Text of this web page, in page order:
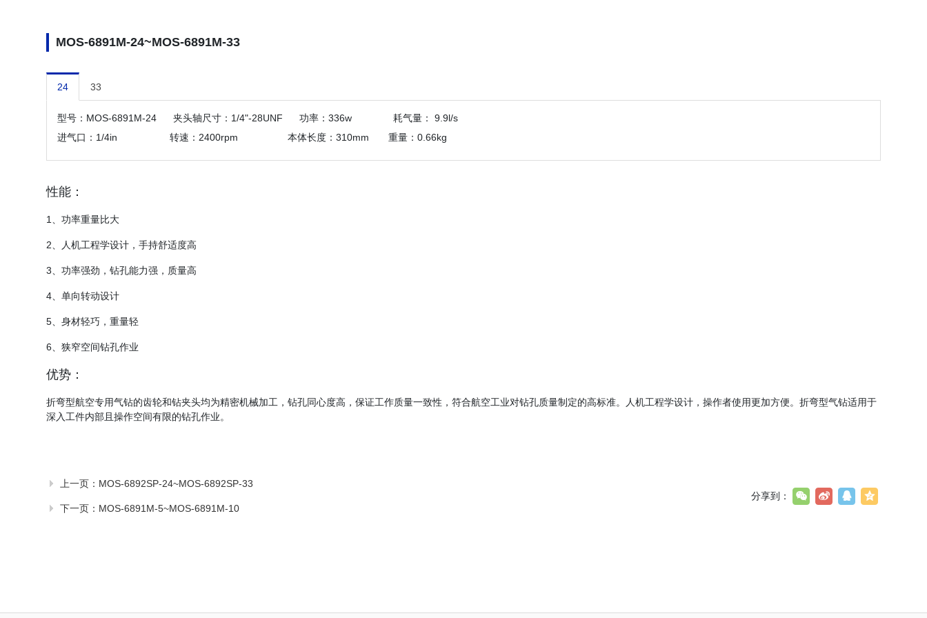
MOS-6891M-24~MOS-6891M-33
24 33
型号：MOS-6891M-24 夹头轴尺寸：1/4"-28UNF 功率：336w 耗气量： 9.9l/s
进气口：1/4in 转速：2400rpm 本体长度：310mm 重量：0.66kg
性能：
1、功率重量比大
2、人机工程学设计，手持舒适度高
3、功率强劲，钻孔能力强，质量高
4、单向转动设计
5、身材轻巧，重量轻
6、狭窄空间钻孔作业
优势：
折弯型航空专用气钻的齿轮和钻夹头均为精密机械加工，钻孔同心度高，保证工作质量一致性，符合航空工业对钻孔质量制定的高标准。人机工程学设计，操作者使用更加方便。折弯型气钻适用于
深入工件内部且操作空间有限的钻孔作业。
上一页： MOS-6892SP-24~MOS-6892SP-33
下一页： MOS-6891M-5~MOS-6891M-10
分享到：